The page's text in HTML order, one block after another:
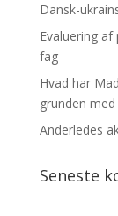
Dansk-
Evaluering
fag
Hvad har
grunden
Anderledes
Seneste